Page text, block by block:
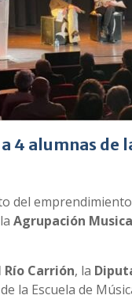
4 alumnas de
del
Agrupación
Carrión, la
la Escuela de